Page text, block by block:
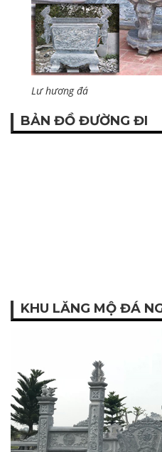
Lư hương đá
BẢN ĐỒ ĐƯỜNG ĐI
KHU LĂNG MỘ ĐÁ